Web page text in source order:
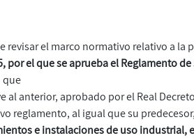
revisar el marco normativo relativo a
por el que se aprueba el Reglamento
que
al anterior, aprobado por el Real
reglamento, al igual que su
e instalaciones de uso